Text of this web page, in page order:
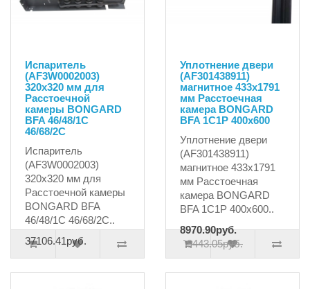
Испаритель
(AF3W0002003)
320х320 мм для
Расстоечной
камеры BONGARD
BFA 46/48/1C
46/68/2C
Испаритель
(AF3W0002003)
320х320 мм для
Расстоечной камеры
BONGARD BFA
46/48/1C 46/68/2C..
37106.41руб.
Уплотнение двери
(AF301438911)
магнитное 433x1791
мм Расстоечная
камера BONGARD
BFA 1C1P 400x600
Уплотнение двери
(AF301438911)
магнитное 433x1791
мм Расстоечная
камера BONGARD
BFA 1C1P 400x600..
8970.90руб.
9443.05руб.